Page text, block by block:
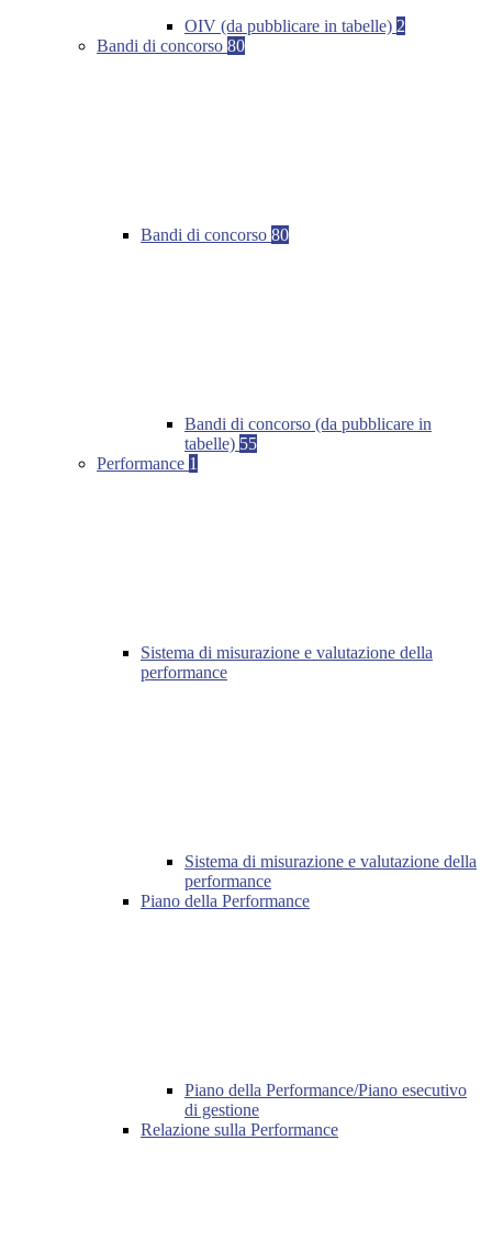
OIV (da pubblicare in tabelle) 2
Bandi di concorso 80
Bandi di concorso 80
Bandi di concorso (da pubblicare in
tabelle) 55
Performance 1
Sistema di misurazione e valutazione della
performance
Sistema di misurazione e valutazione della
performance
Piano della Performance
Piano della Performance/Piano esecutivo
di gestione
Relazione sulla Performance